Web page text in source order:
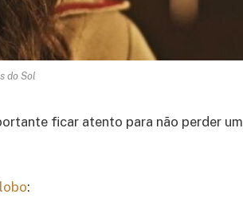
do Sol
ficar atento para não perder um
: